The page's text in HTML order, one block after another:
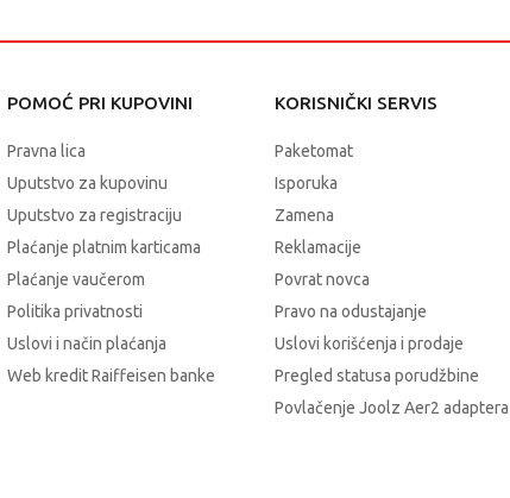
POMOĆ PRI KUPOVINI
Pravna lica
Uputstvo za kupovinu
Uputstvo za registraciju
Plaćanje platnim karticama
Plaćanje vaučerom
Politika privatnosti
Uslovi i način plaćanja
Web kredit Raiffeisen banke
KORISNIČKI SERVIS
Paketomat
Isporuka
Zamena
Reklamacije
Povrat novca
Pravo na odustajanje
Uslovi korišćenja i prodaje
Pregled statusa porudžbine
Povlačenje Joolz Aer2 adaptera